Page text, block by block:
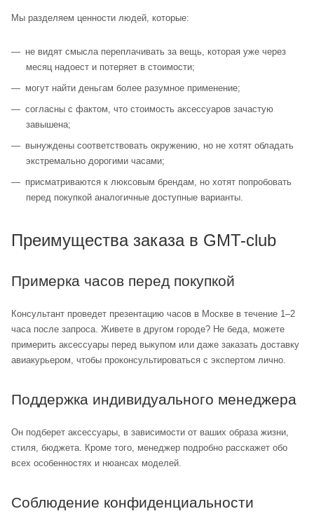
Мы разделяем ценности людей, которые:
не видят смысла переплачивать за вещь, которая уже через
месяц надоест и потеряет в стоимости;
могут найти деньгам более разумное применение;
согласны с фактом, что стоимость аксессуаров зачастую
завышена;
вынуждены соответствовать окружению, но не хотят обладать
экстремально дорогими часами;
присматриваются к люксовым брендам, но хотят попробовать
перед покупкой аналогичные доступные варианты.
Преимущества заказа в GMT-club
Примерка часов перед покупкой
Консультант проведет презентацию часов в Москве в течение 1–2
часа после запроса. Живете в другом городе? Не беда, можете
примерить аксессуары перед выкупом или даже заказать доставку
авиакурьером, чтобы проконсультироваться с экспертом лично.
Поддержка индивидуального менеджера
Он подберет аксессуары, в зависимости от ваших образа жизни,
стиля, бюджета. Кроме того, менеджер подробно расскажет обо
всех особенностях и нюансах моделей.
Соблюдение конфиденциальности